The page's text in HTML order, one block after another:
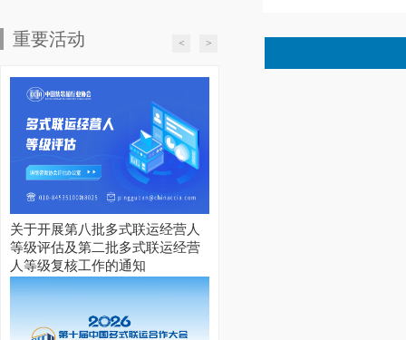
重要活动 < >
关于开展第八批多式联运经营人
等级评估及第二批多式联运经营
人等级复核工作的通知